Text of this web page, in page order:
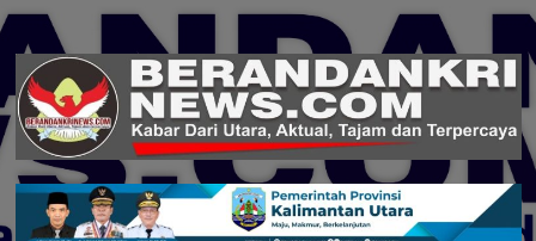
Skip
content